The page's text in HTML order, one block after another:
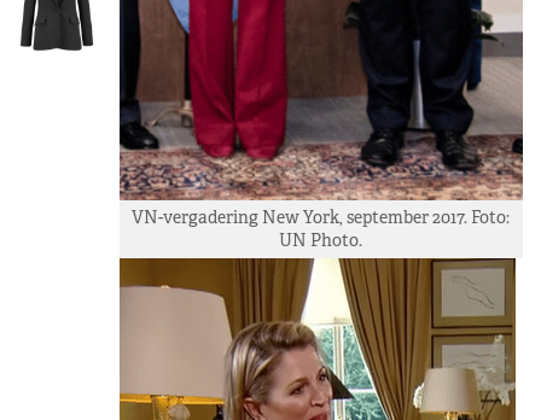
VN-vergadering New York, september 2017. Foto:
UN Photo.